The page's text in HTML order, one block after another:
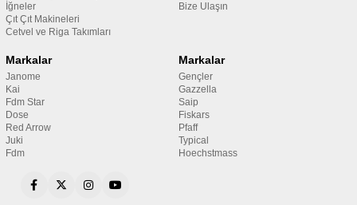
İğneler
Çıt Çıt Makineleri
Cetvel ve Riga Takımları
Bize Ulaşın
Markalar
Janome
Kai
Fdm Star
Dose
Red Arrow
Juki
Fdm
Markalar
Gençler
Gazzella
Saip
Fiskars
Pfaff
Typical
Hoechstmass